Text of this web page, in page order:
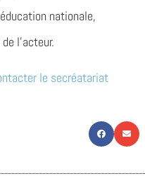
nationale,
l’acteur.
le secréatariat